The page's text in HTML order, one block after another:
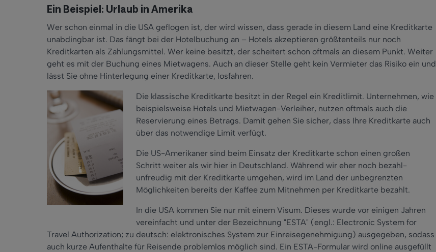
Ein Beispiel: Urlaub in Amerika
Wer schon einmal in die USA geflogen ist, der wird wissen, dass gerade in diesem Land eine Kreditkarte
unabdingbar ist. Das fängt bei der Hotelbuchung an – Hotels akzeptieren größtenteils nur noch
Kreditkarten als Zahlungsmittel. Wer keine besitzt, der scheitert schon oftmals an diesem Punkt. Weiter
geht es mit der Buchung eines Mietwagens. Auch an dieser Stelle geht kein Vermieter das Risiko ein und
lässt Sie ohne Hinterlegung einer Kreditkarte, losfahren.
Die klassische Kreditkarte besitzt in der Regel ein Kreditlimit. Unternehmen, wie
beispielsweise Hotels und Mietwagen-Verleiher, nutzen oftmals auch die
Reservierung eines Betrags. Damit gehen Sie sicher, dass Ihre Kreditkarte auch
über das notwendige Limit verfügt.
Die US-Amerikaner sind beim Einsatz der Kreditkarte schon einen großen
Schritt weiter als wir hier in Deutschland. Während wir eher noch bezahl-
unfreudig mit der Kreditkarte umgehen, wird im Land der unbegrenzten
Möglichkeiten bereits der Kaffee zum Mitnehmen per Kreditkarte bezahlt.
In die USA kommen Sie nur mit einem Visum. Dieses wurde vor einigen Jahren
vereinfacht und unter der Bezeichnung "ESTA" (engl.: Electronic System for
Travel Authorization; zu deutsch: elektronisches System zur Einreisegenehmigung) ausgegeben, sodass
auch kurze Aufenthalte für Reisende problemlos möglich sind. Ein ESTA-Formular wird online ausgefüllt